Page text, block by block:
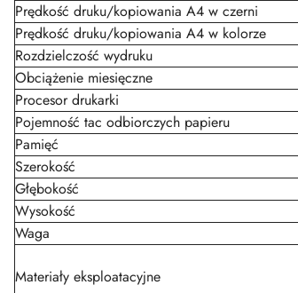
Prędkość druku/kopiowania A4 w czerni
Prędkość druku/kopiowania A4 w kolorze
Rozdzielczość wydruku
Obciążenie miesięczne
Procesor drukarki
Pojemność tac odbiorczych papieru
Pamięć
Szerokość
Głębokość
Wysokość
Waga
Materiały eksploatacyjne